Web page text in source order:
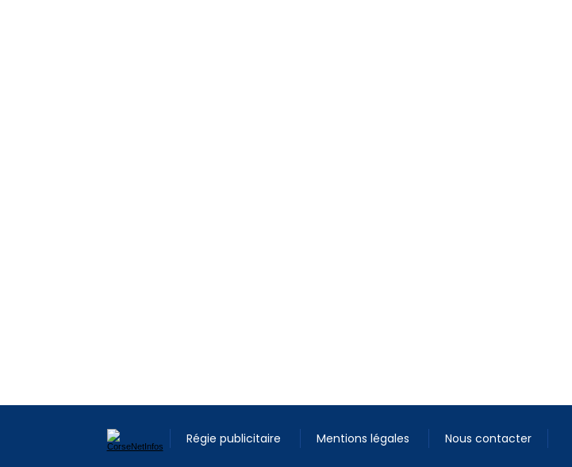
Régie publicitaire Mentions légales Nous contacter